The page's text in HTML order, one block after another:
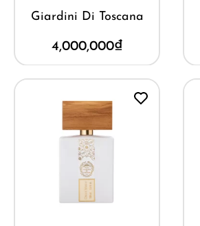
Penhaligon’s
3,890,000₫